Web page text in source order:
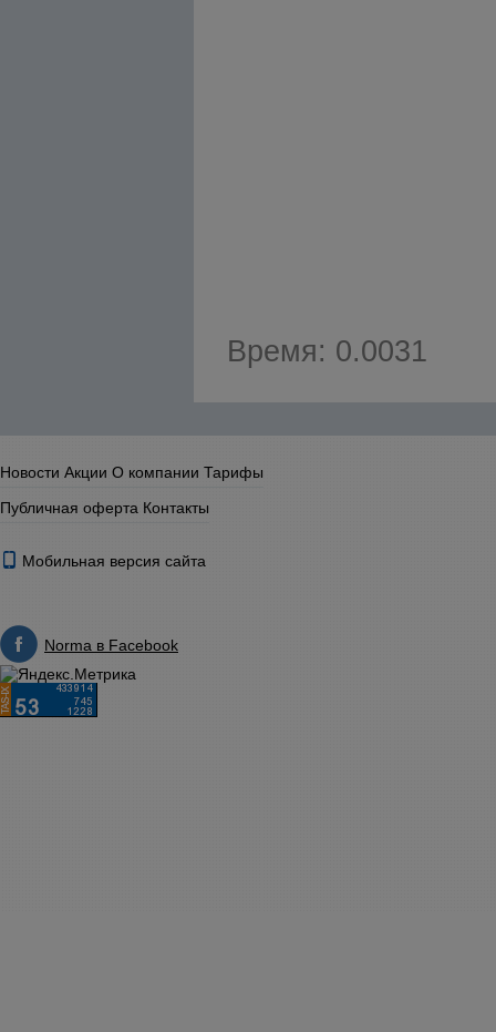
Время: 0.0031
Новости Акции О компании Тарифы
Публичная оферта Контакты
Мобильная версия сайта
Norma в Facebook